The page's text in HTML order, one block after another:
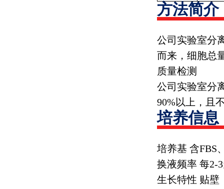
方法简介
公司实验室分
而来，细胞总
质量检测
公司实验室分
90%以上，且
培养信息
培养基 含FBS
换液频率 每2-3
生长特性 贴壁